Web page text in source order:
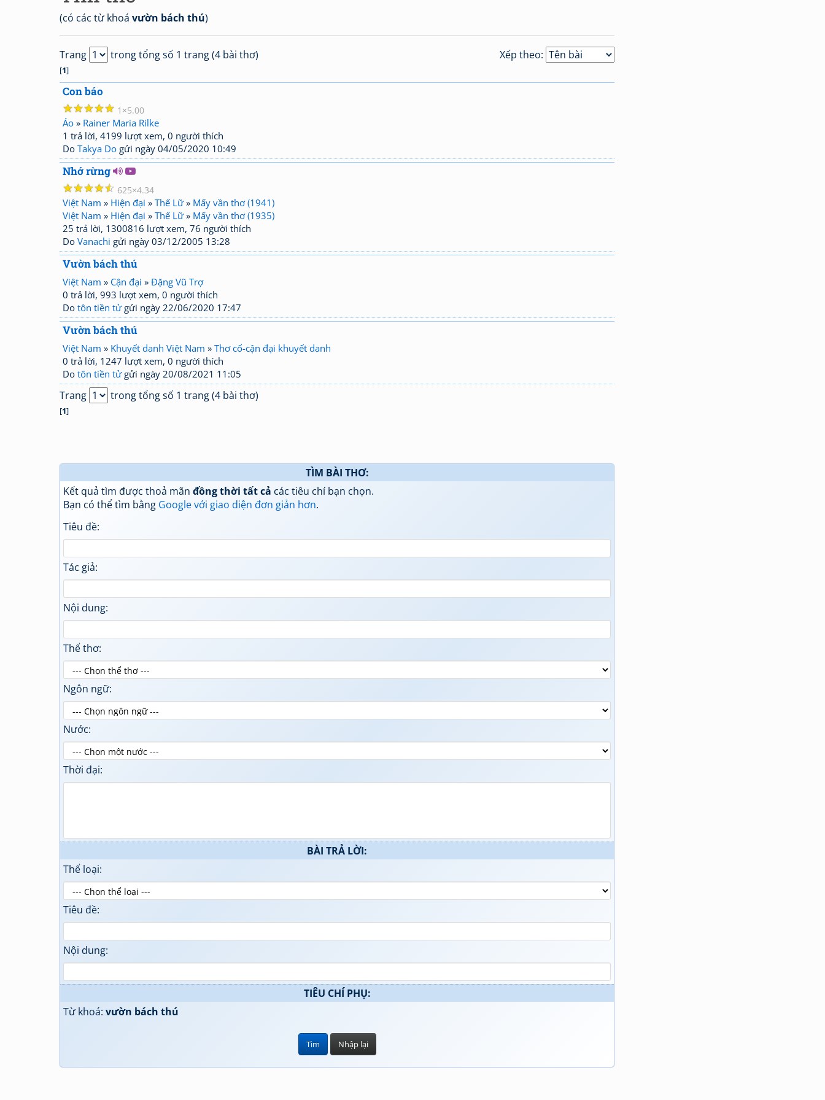
(có các từ khoá vườn bách thú)
Xếp theo:
Trang trong tổng số 1 trang (4 bài thơ)
[1]
Con báo
☆
☆
☆
☆
☆ 1 5.00
Áo » Rainer Maria Rilke
1 trả lời, 4199 lượt xem, 0 người thích
Do Takya Do gửi ngày 04/05/2020 10:49
Nhớ rừng
☆
☆
☆
☆
☆ 625 4.34
Việt Nam » Hiện đại » Thế Lữ» Mấy vần thơ (1941)
Việt Nam » Hiện đại » Thế Lữ» Mấy vần thơ (1935)
25 trả lời, 1300816 lượt xem, 76 người thích
Do Vanachi gửi ngày 03/12/2005 13:28
Vườn bách thú
Việt Nam » Cận đại » Đặng Vũ Trợ
0 trả lời, 993 lượt xem, 0 người thích
Do tôn tiền tửgửi ngày 22/06/2020 17:47
Vườn bách thú
Việt Nam » Khuyết danh Việt Nam » Thơ cổ-cận đại khuyết danh
0 trả lời, 1247 lượt xem, 0 người thích
Do tôn tiền tửgửi ngày 20/08/2021 11:05
Trang trong tổng số 1 trang (4 bài thơ)
[1]
TÌM BÀI THƠ:
Kết quả tìm được thoả mãn đồng thời tất cả các tiêu chí bạn chọn.
Bạn có thể tìm bằng Google với giao diện đơn giản hơn.
Tiêu đề:
Tác giả:
Nội dung:
Thể thơ:
Ngôn ngữ:
Nước:
Thời đại:
BÀI TRẢ LỜI:
Thể loại:
Tiêu đề:
Nội dung:
TIÊU CHÍ PHỤ:
Từ khoá: vườn bách thú